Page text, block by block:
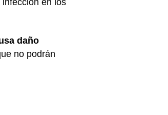
en los
daño
no podrán